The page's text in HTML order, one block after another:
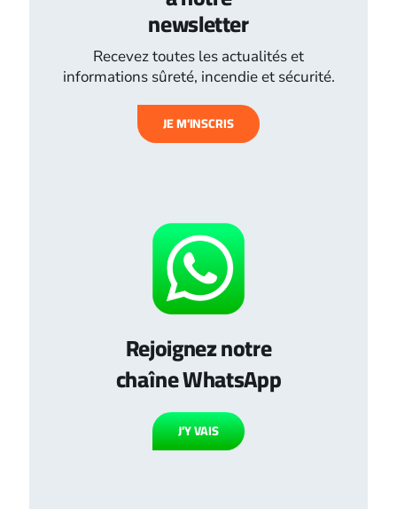
newsletter
Recevez toutes les actualités et
informations sûreté, incendie et sécurité.
JE M’INSCRIS
Rejoignez notre
chaîne WhatsApp
J’Y VAIS